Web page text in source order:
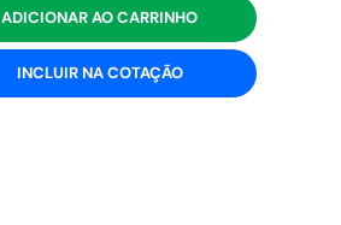
ADICIONAR AO CARRINHO
INCLUIR NA COTAÇÃO